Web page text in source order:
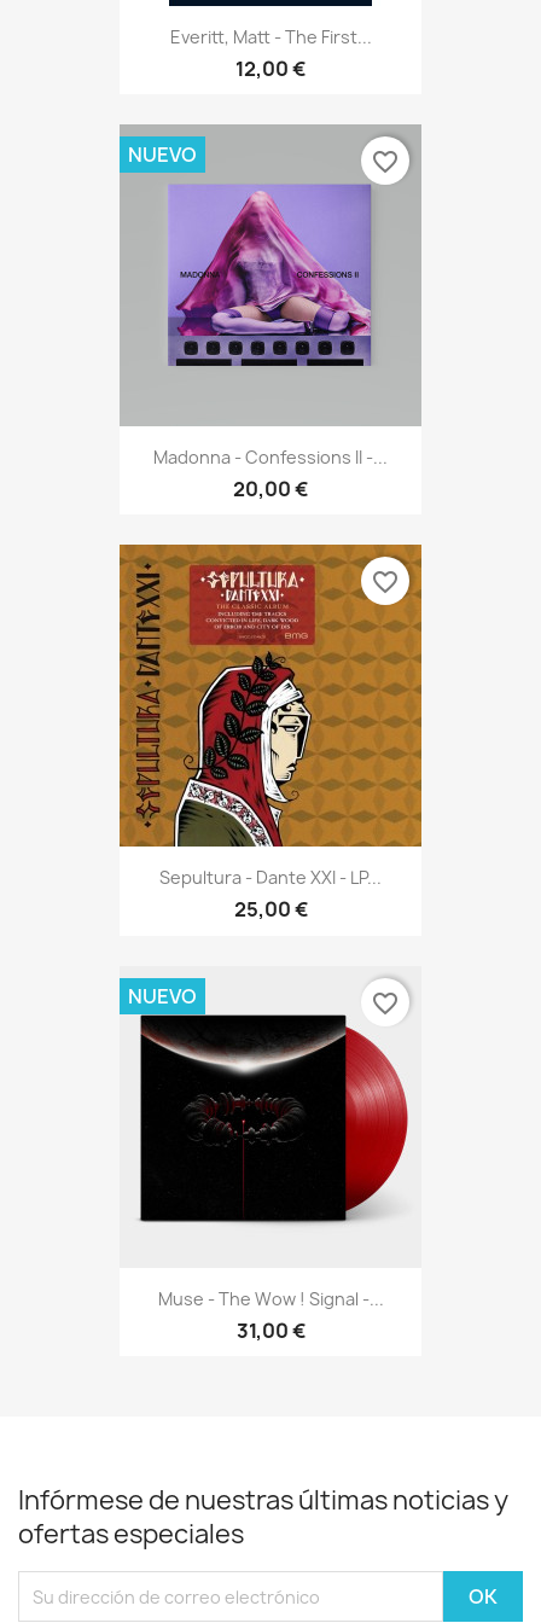
Everitt, Matt - The First...
12,00 €
Madonna - Confessions II -...
20,00 €
NUEVO favorite_border
Sepultura - Dante XXI - LP...
25,00 €
favorite_border
Muse - The Wow ! Signal -...
31,00 €
NUEVO favorite_border
Infórmese de nuestras últimas noticias y
ofertas especiales